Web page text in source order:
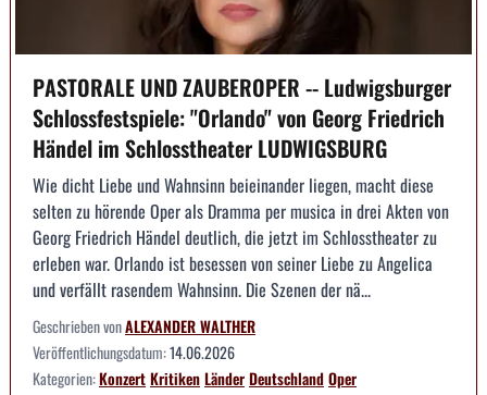
PASTORALE UND ZAUBEROPER -- Ludwigsburger
Schlossfestspiele: "Orlando" von Georg Friedrich
Händel im Schlosstheater LUDWIGSBURG
Wie dicht Liebe und Wahnsinn beieinander liegen, macht diese
selten zu hörende Oper als Dramma per musica in drei Akten von
Georg Friedrich Händel deutlich, die jetzt im Schlosstheater zu
erleben war. Orlando ist besessen von seiner Liebe zu Angelica
und verfällt rasendem Wahnsinn. Die Szenen der nä...
Geschrieben vonALEXANDER WALTHER
Veröffentlichungsdatum:14.06.2026
Kategorien:KonzertKritikenLänderDeutschlandOper